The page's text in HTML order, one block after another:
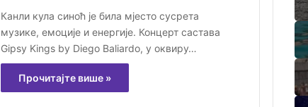
Канли кула синоћ је била мјесто сусрета
музике, емоције и енергије. Концерт састава
Gipsy Kings by Diego Baliardo, у оквиру…
Прочитајте више »